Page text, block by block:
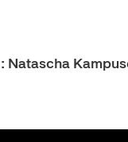
Natascha